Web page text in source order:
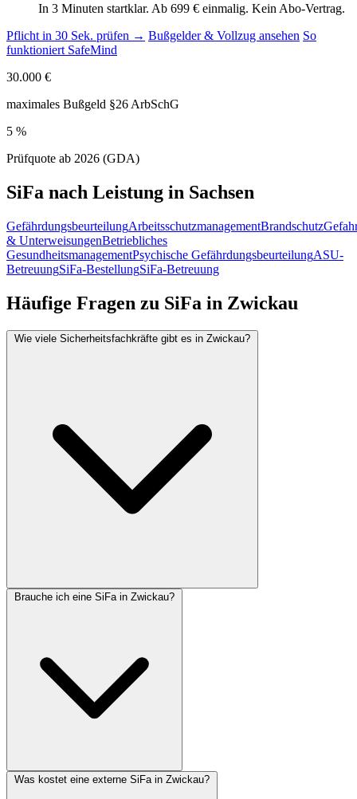
In 3 Minuten startklar. Ab 699 € einmalig. Kein Abo-Vertrag.
Pflicht in 30 Sek. prüfen → Bußgelder & Vollzug ansehen So
funktioniert SafeMind
30.000 €
maximales Bußgeld §26 ArbSchG
5 %
Prüfquote ab 2026 (GDA)
SiFa nach Leistung in Sachsen
GefährdungsbeurteilungArbeitsschutzmanagementBrandschutz
& UnterweisungenBetriebliches
GesundheitsmanagementPsychische GefährdungsbeurteilungASU-
BetreuungSiFa-BestellungSiFa-Betreuung
Häufige Fragen zu SiFa in Zwickau